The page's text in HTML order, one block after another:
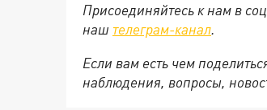
Присоединяйтесь к нам в
наш телеграм-канал.
Если вам есть чем
наблюдения, вопросы,